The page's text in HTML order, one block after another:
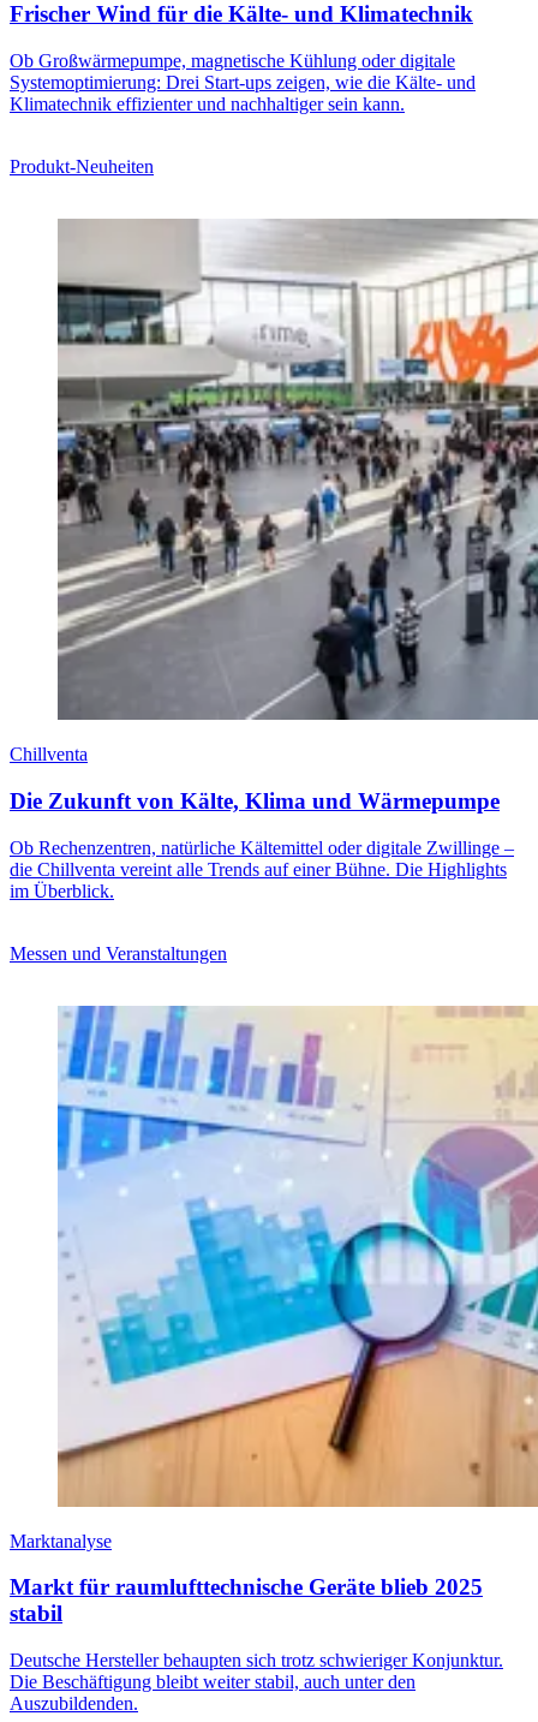
Frischer Wind für die Kälte- und Klimatechnik
Ob Großwärmepumpe, magnetische Kühlung oder digitale
Systemoptimierung: Drei Start-ups zeigen, wie die Kälte- und
Klimatechnik effizienter und nachhaltiger sein kann.
Produkt-Neuheiten
Chillventa
Die Zukunft von Kälte, Klima und Wärmepumpe
Ob Rechenzentren, natürliche Kältemittel oder digitale Zwillinge –
die Chillventa vereint alle Trends auf einer Bühne. Die Highlights
im Überblick.
Messen und Veranstaltungen
Marktanalyse
Markt für raumlufttechnische Geräte blieb 2025
stabil
Deutsche Hersteller behaupten sich trotz schwieriger Konjunktur.
Die Beschäftigung bleibt weiter stabil, auch unter den
Auszubildenden.